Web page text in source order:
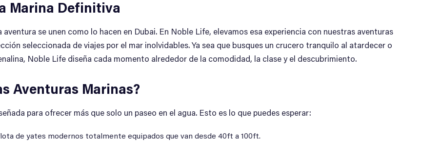
Marina Definitiva
se unen como lo hacen en Dubai. En Noble Life, elevamos esa experiencia con nuestras aventuras
seleccionada de viajes por el mar inolvidables. Ya sea que busques un crucero tranquilo al atardecer o
Noble Life diseña cada momento alrededor de la comodidad, la clase y el descubrimiento.
Aventuras Marinas?
para ofrecer más que solo un paseo en el agua. Esto es lo que puedes esperar:
de yates modernos totalmente equipados que van desde 40ft a 100ft.